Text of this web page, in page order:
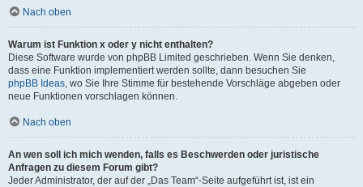
Nach oben
Warum ist Funktion x oder y nicht enthalten?
Diese Software wurde von phpBB Limited geschrieben. Wenn Sie denken,
dass eine Funktion implementiert werden sollte, dann besuchen Sie
phpBB Ideas, wo Sie Ihre Stimme für bestehende Vorschläge abgeben oder
neue Funktionen vorschlagen können.
Nach oben
An wen soll ich mich wenden, falls es Beschwerden oder juristische
Anfragen zu diesem Forum gibt?
Jeder Administrator, der auf der „Das Team“-Seite aufgeführt ist, ist ein